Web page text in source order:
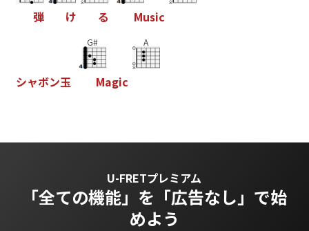
弾 け る Music
シャボン玉
G#
Magic
A
U-FRETプレミアム
「全ての機能」を 「広告なし」で始
めよう